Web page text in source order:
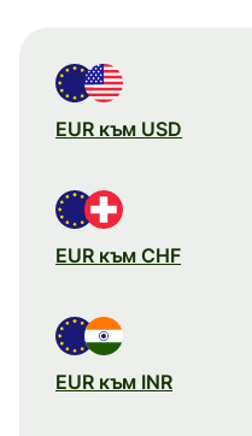
EUR към USD
EUR към CHF
EUR към INR